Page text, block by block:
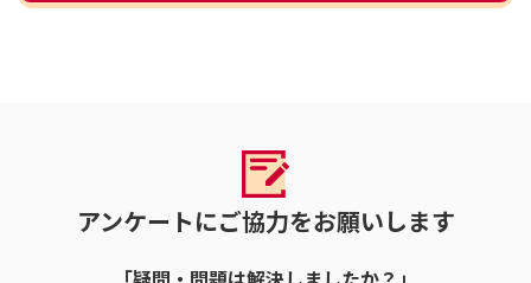
アンケートにご協力をお願いします